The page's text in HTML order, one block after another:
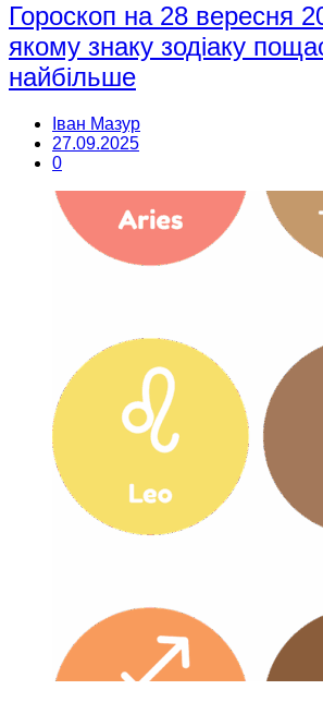
Гороскоп на 28 вересня
якому знаку зодіаку
найбільше
Іван Мазур
27.09.2025
0